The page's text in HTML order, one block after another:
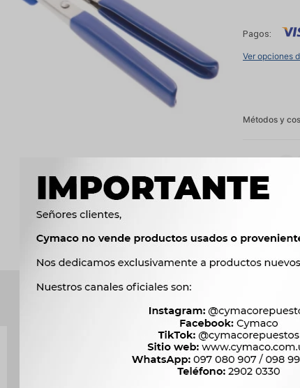
Pagos:
Ver opciones
Métodos y
Ver